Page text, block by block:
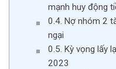
mạnh huy động
Nợ nhóm 2
ngại
Kỳ vọng lấy
2023